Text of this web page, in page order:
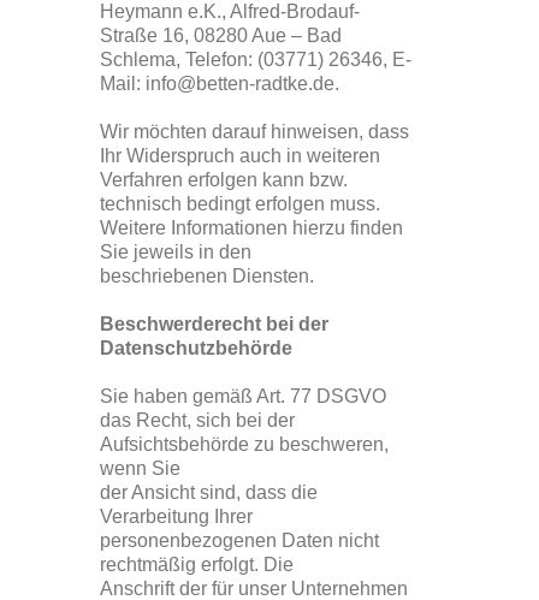
Heymann e.K., Alfred-Brodauf-
Straße 16, 08280 Aue – Bad
Schlema, Telefon: (03771) 26346, E-
Mail: info@betten-radtke.de.
Wir möchten darauf hinweisen, dass
Ihr Widerspruch auch in weiteren
Verfahren erfolgen kann bzw.
technisch bedingt erfolgen muss.
Weitere Informationen hierzu finden
Sie jeweils in den
beschriebenen Diensten.
Beschwerderecht bei der
Datenschutzbehörde
Sie haben gemäß Art. 77 DSGVO
das Recht, sich bei der
Aufsichtsbehörde zu beschweren,
wenn Sie
der Ansicht sind, dass die
Verarbeitung Ihrer
personenbezogenen Daten nicht
rechtmäßig erfolgt. Die
Anschrift der für unser Unternehmen